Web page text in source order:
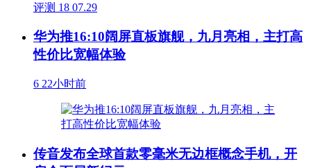
评测 18 07.29
华为推16:10阔屏直板旗舰，九月亮相，主打高
性价比宽幅体验
6 22小时前
传音发布全球首款零毫米无边框概念手机，开